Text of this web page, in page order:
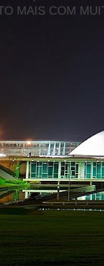
MAIS COM